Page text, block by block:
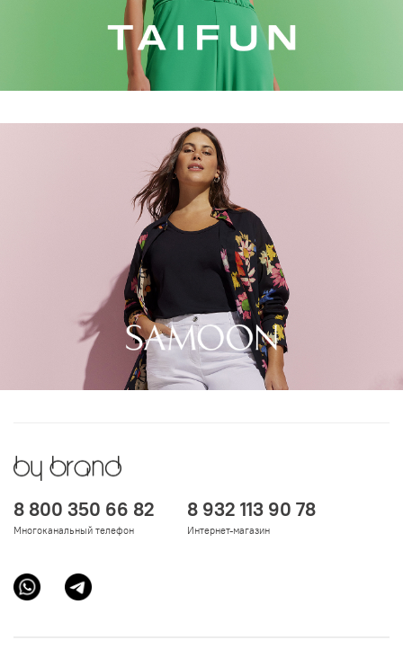
8 800 350 66 82
Многоканальный телефон
8 932 113 90 78
Интернет-магазин